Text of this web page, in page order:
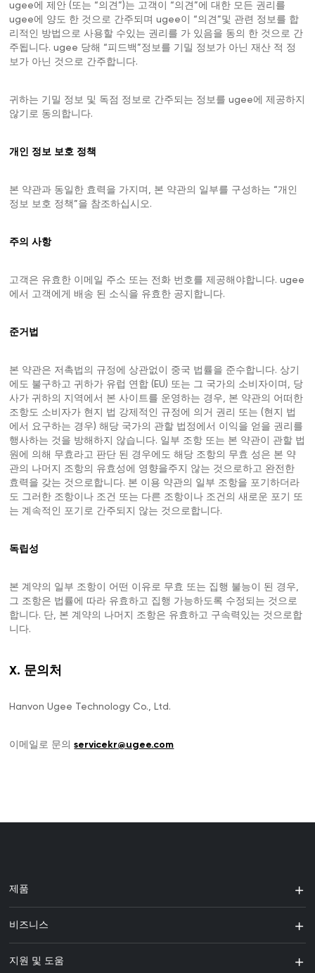
ugee에 제안 (또는 “의견”)는 고객이 “의견”에 대한 모든 권리를
ugee에 양도 한 것으로 간주되며 ugee이 “의견”및 관련 정보를 합
리적인 방법으로 사용할 수있는 권리를 가 있음을 동의 한 것으로 간
주됩니다. ugee 당해 “피드백”정보를 기밀 정보가 아닌 재산 적 정
보가 아닌 것으로 간주합니다.
귀하는 기밀 정보 및 독점 정보로 간주되는 정보를 ugee에 제공하지
않기로 동의합니다.
개인 정보 보호 정책
본 약관과 동일한 효력을 가지며, 본 약관의 일부를 구성하는 “개인
정보 보호 정책”을 참조하십시오.
주의 사항
고객은 유효한 이메일 주소 또는 전화 번호를 제공해야합니다. ugee
에서 고객에게 배송 된 소식을 유효한 공지합니다.
준거법
본 약관은 저촉법의 규정에 상관없이 중국 법률을 준수합니다. 상기
에도 불구하고 귀하가 유럽 연합 (EU) 또는 그 국가의 소비자이며, 당
사가 귀하의 지역에서 본 사이트를 운영하는 경우, 본 약관의 어떠한
조항도 소비자가 현지 법 강제적인 규정에 의거 권리 또는 (현지 법
에서 요구하는 경우) 해당 국가의 관할 법정에서 이익을 얻을 권리를
행사하는 것을 방해하지 않습니다. 일부 조항 또는 본 약관이 관할 법
원에 의해 무효라고 판단 된 경우에도 해당 조항의 무효 성은 본 약
관의 나머지 조항의 유효성에 영향을주지 않는 것으로하고 완전한
효력을 갖는 것으로합니다. 본 이용 약관의 일부 조항을 포기하더라
도 그러한 조항이나 조건 또는 다른 조항이나 조건의 새로운 포기 또
는 계속적인 포기로 간주되지 않는 것으로합니다.
독립성
본 계약의 일부 조항이 어떤 이유로 무효 또는 집행 불능이 된 경우,
그 조항은 법률에 따라 유효하고 집행 가능하도록 수정되는 것으로
합니다. 단, 본 계약의 나머지 조항은 유효하고 구속력있는 것으로합
니다.
X. 문의처
Hanvon Ugee Technology Co., Ltd.
이메일로 문의servicekr@ugee.com
제품
비즈니스
지원 및 도움